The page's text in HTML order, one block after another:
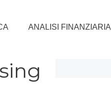
ANALISI FINANZIARIA